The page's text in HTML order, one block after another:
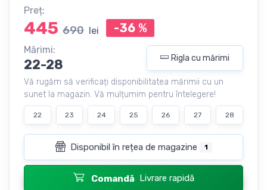
Preț:
445 690 lei -36%
Mărimi:
22-28 Rigla cu mărimi
Vă rugăm să verificați disponibilitatea mărimii cu un
sunet la magazin. Vă mulțumim pentru întelegere!
22 23 24 25 26 27 28
Disponibil în rețea de magazine 1
Comandă Livrare rapidă